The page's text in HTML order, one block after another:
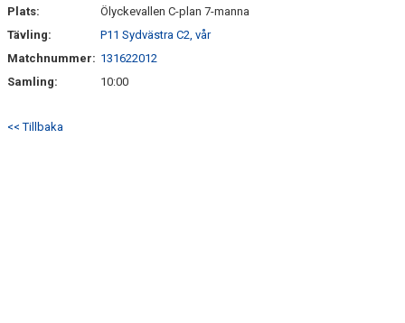
DOKUMENT
KONTAKT
Plats:
Ölyckevallen C-plan 7-manna
Tävling:
P11 Sydvästra C2, vår
Matchnummer: 131622012
Samling:
10:00
<< Tillbaka